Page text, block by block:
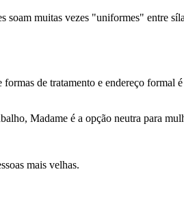
soam muitas vezes "uniformes" entre
de tratamento e endereço formal
Madame é a opção neutra para
mais velhas.